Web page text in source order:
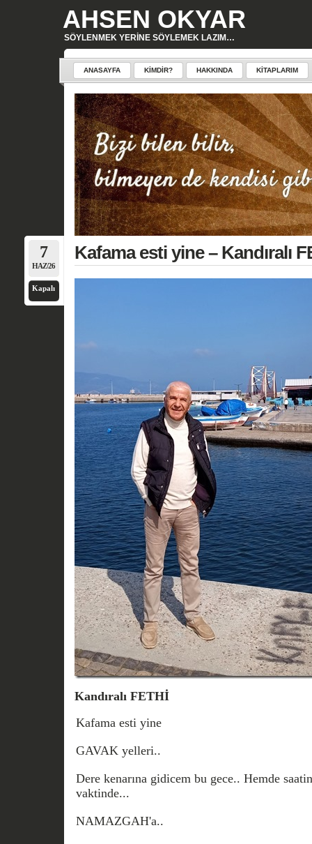
AHSEN OKYAR
SÖYLENMEK YERINE SÖYLEMEK LAZIM…
ANASAYFA KIMDIR? HAKKINDA KITAPLARIM
7
HAZ/26
Kapalı
Kafama esti yine – Kandıralı
Kandıralı FETHİ
Kafama esti yine
GAVAK yelleri..
Dere kenarına gidicem bu gece.. Hemde
vaktinde...
NAMAZGAH'a..